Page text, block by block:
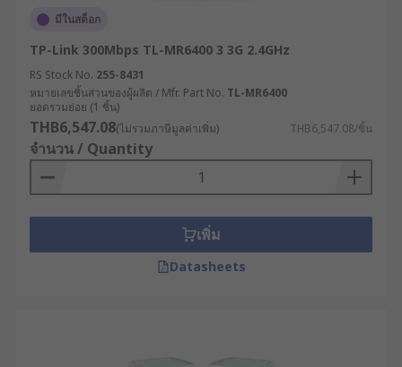
อัจฉริยะ (Smart Factory) เพื่อเก็บข้อมูลและ
ลดค่าใช้จ่ายในระยะยาว : แม้จะมีต้นทุนเริ่มต้นที่
สูงกว่า แต่ด้วยความทนทานและประสิทธิภาพที่
เหนือกว่า จึงช่วยลดค่าใช้จ่ายในการบำรุงรักษา
และการเปลี่ยนอุปกรณ์ในระยะยาว
สนับสนุนระบบควบคุมระยะไกล : เปิดโอกาสให้
วิศวกรและผู้เชี่ยวชาญสามารถเข้าถึงและ
ควบคุมระบบจากระยะไกลได้อย่างปลอดภัย ลด
ความจำเป็นในการเดินทางและเพิ่มความรวดเร็ว
รองรับเทคโนโลยีอนาคต : พร้อมสำหรับการอัป
มีในสต็อก
TP-Link 300Mbps TL-MR6400 3 3G 2.4GHz
RS Stock No. 255-8431
หมายเลขชิ้นส่วนของผู้ผลิต / Mfr. Part No. TL-MR6400
ยอดรวมย่อย (1 ชิ้น)
THB6,547.08(ไม่รวมภาษีมูลค่าเพิ่ม) THB6,547.08/ชิ้น
จำนวน / Quantity
เพิ่ม
Datasheets